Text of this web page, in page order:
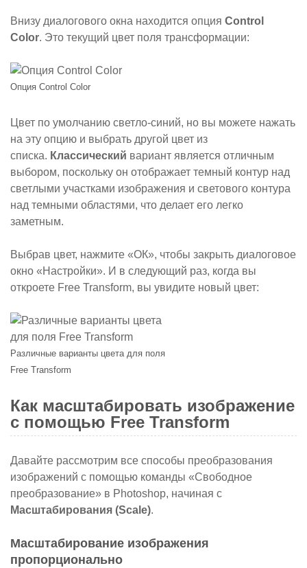
Внизу диалогового окна находится опция Control
Color. Это текущий цвет поля трансформации:
Опция Control Color
Цвет по умолчанию светло-синий, но вы можете нажать
на эту опцию и выбрать другой цвет из
списка. Классический вариант является отличным
выбором, поскольку он отображает темный контур над
светлыми участками изображения и светового контура
над темными областями, что делает его легко
заметным.
Выбрав цвет, нажмите «ОК», чтобы закрыть диалоговое
окно «Настройки». И в следующий раз, когда вы
откроете Free Transform, вы увидите новый цвет:
Различные варианты цвета для поля
Free Transform
Как масштабировать изображение
с помощью Free Transform
Давайте рассмотрим все способы преобразования
изображений с помощью команды «Свободное
преобразование» в Photoshop, начиная с
Масштабирования (Scale).
Масштабирование изображения
пропорционально